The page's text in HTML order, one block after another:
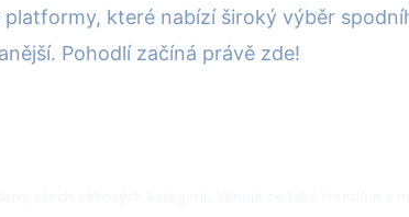
které nabízí široký výběr
Pohodlí začíná právě zde!